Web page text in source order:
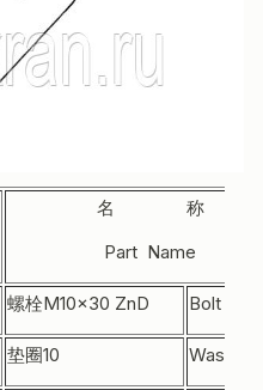
名 称
Part Name
螺栓M10×30 ZnD Bolt
垫圈10 Washer